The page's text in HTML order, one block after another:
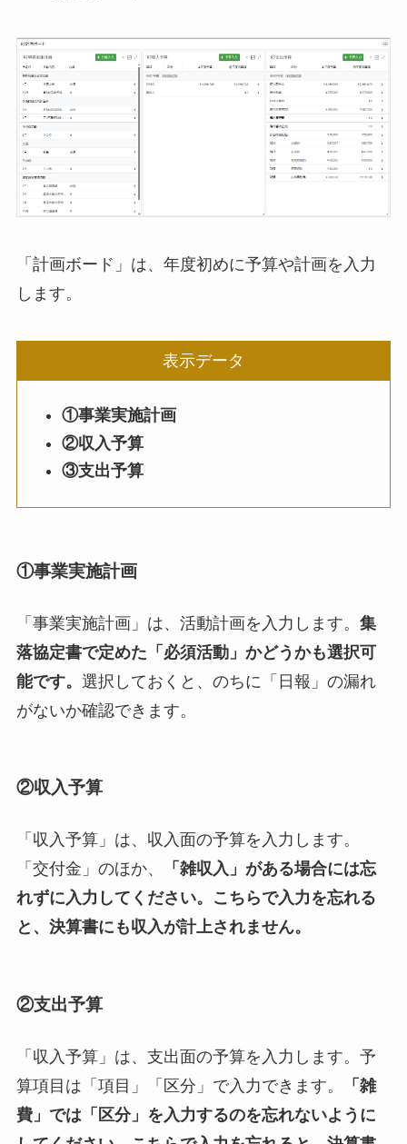
「計画ボード」は、年度初めに予算や計画を入力
します。
表示データ
①事業実施計画
②収入予算
③支出予算
①事業実施計画
「事業実施計画」は、活動計画を入力します。 集
落協定書で定めた「必須活動」かどうかも選択可
能です。 選択しておくと、のちに「日報」の漏れ
がないか確認できます。
②収入予算
「収入予算」は、収入面の予算を入力します。
「交付金」のほか、
「雑収入」がある場合には忘
れずに入力してください。こちらで入力を忘れる
と、決算書にも収入が計上されません。
②支出予算
「収入予算」は、支出面の予算を入力します。予
算項目は「項目」「区分」で入力できます。
「雑
費」では「区分」を入力するのを忘れないように